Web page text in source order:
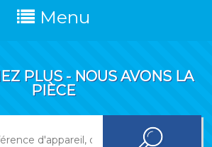
Menu
PLUS - NOUS AVONS LA
PIÈCE